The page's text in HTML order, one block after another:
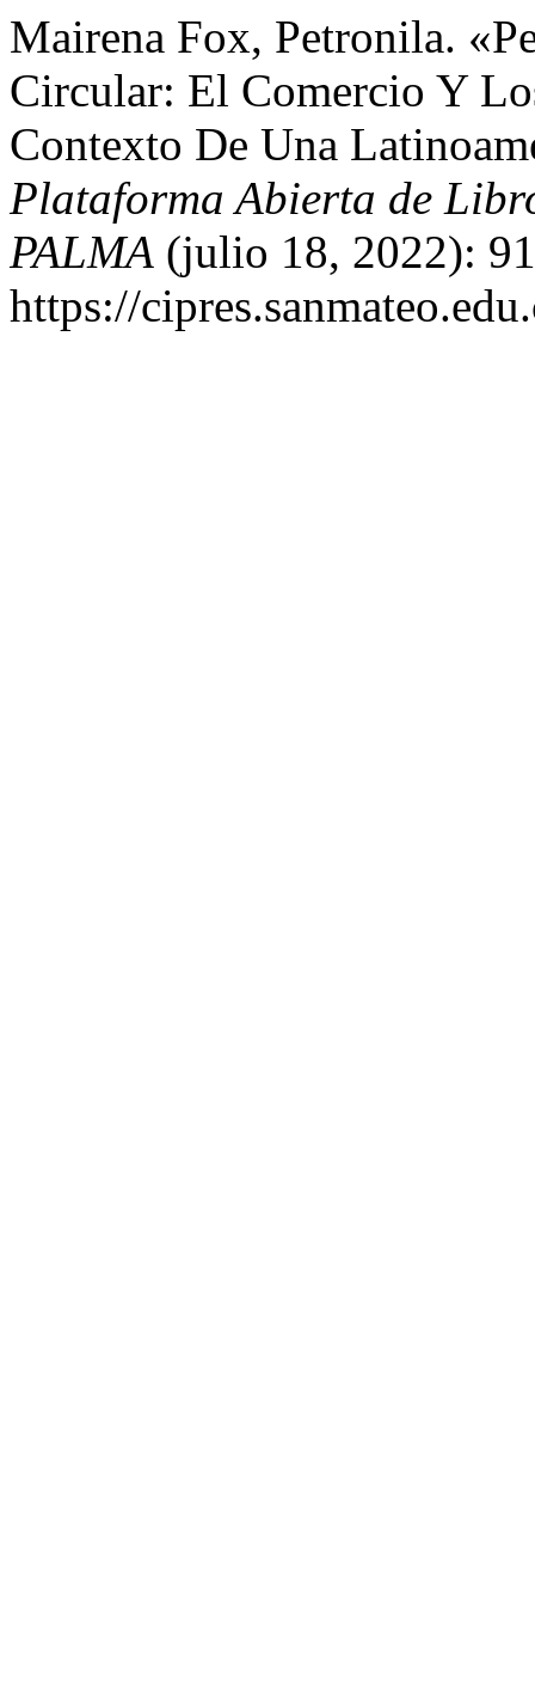
Mairena Fox, Petronila.
Circular: El Comercio Y
Contexto De Una
Plataforma Abierta de
PALMA (julio 18, 2022):
https://